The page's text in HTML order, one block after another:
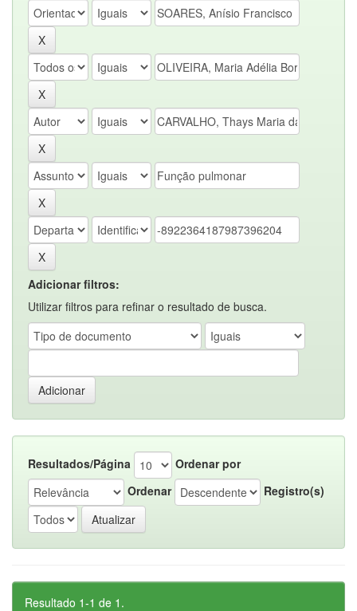
Adicionar filtros:
Utilizar filtros para refinar o resultado de busca.
Resultados/Página
Ordenar por
Ordenar
Registro(s)
Resultado 1-1 de 1.